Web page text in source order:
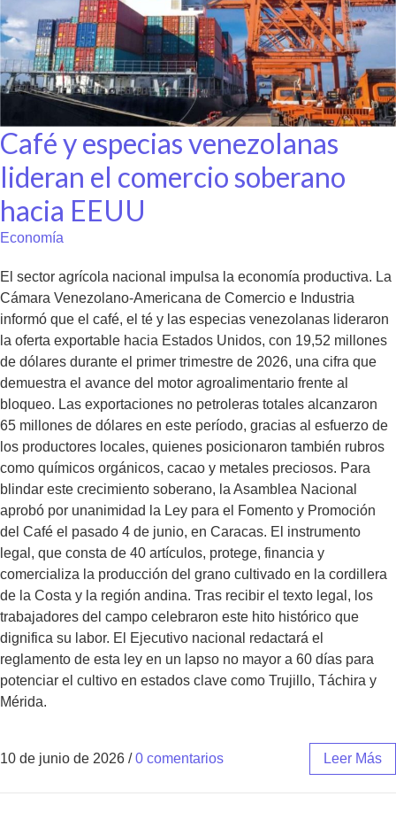
Café y especias venezolanas
lideran el comercio soberano
hacia EEUU
Economía
El sector agrícola nacional impulsa la economía productiva. La
Cámara Venezolano-Americana de Comercio e Industria
informó que el café, el té y las especias venezolanas lideraron
la oferta exportable hacia Estados Unidos, con 19,52 millones
de dólares durante el primer trimestre de 2026, una cifra que
demuestra el avance del motor agroalimentario frente al
bloqueo. Las exportaciones no petroleras totales alcanzaron
65 millones de dólares en este período, gracias al esfuerzo de
los productores locales, quienes posicionaron también rubros
como químicos orgánicos, cacao y metales preciosos. Para
blindar este crecimiento soberano, la Asamblea Nacional
aprobó por unanimidad la Ley para el Fomento y Promoción
del Café el pasado 4 de junio, en Caracas. El instrumento
legal, que consta de 40 artículos, protege, financia y
comercializa la producción del grano cultivado en la cordillera
de la Costa y la región andina. Tras recibir el texto legal, los
trabajadores del campo celebraron este hito histórico que
dignifica su labor. El Ejecutivo nacional redactará el
reglamento de esta ley en un lapso no mayor a 60 días para
potenciar el cultivo en estados clave como Trujillo, Táchira y
Mérida.
10 de junio de 2026 / 0 comentarios Leer Más